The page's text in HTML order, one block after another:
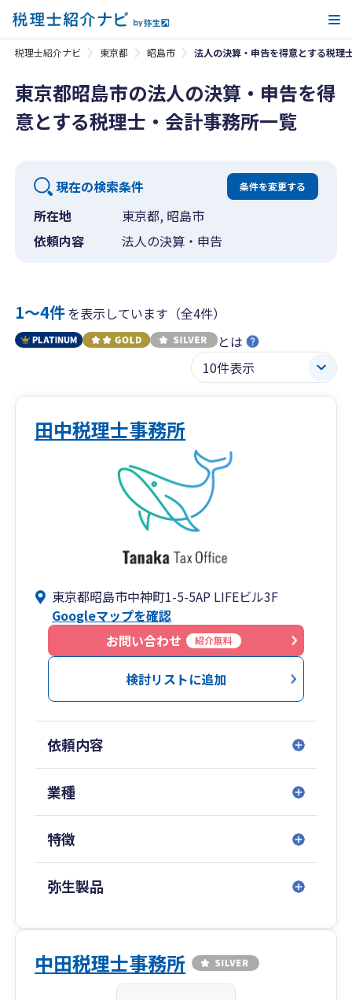
税理士紹介ナビ 東京都 昭島市 法人の決算・申告を得意とする税理
東京都昭島市の法人の決算・申告を得
意とする税理士・会計事務所一覧
現在の検索条件 条件を変更する
所在地
東京都, 昭島市
依頼内容
法人の決算・申告
1〜4件を表示しています（全4件）
とは
田中税理士事務所
東京都昭島市中神町1-5-5AP LIFEビル3F
Googleマップを確認
お問い合わせ
紹介無料
検討リストに追加
依頼内容
業種
特徴
弥生製品
中田税理士事務所